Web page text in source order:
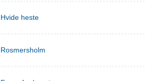
Hvide heste
Rosmersholm